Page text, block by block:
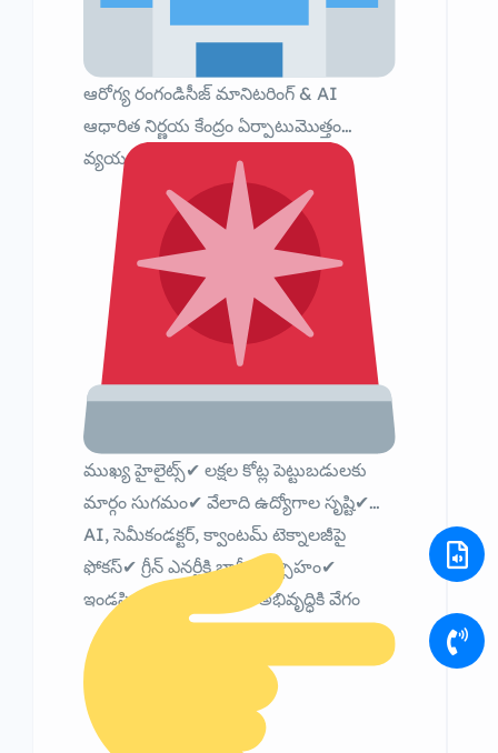
ఆరోగ్య రంగండిసీజ్ మానిటరింగ్ & AI
ఆధారిత నిర్ణయ కేంద్రం ఏర్పాటుమొత్తం
వ్యయం: ₹5.73 కోట్లు
ముఖ్య హైలైట్స్✔ లక్షల కోట్ల పెట్టుబడులకు
మార్గం సుగమం✔ వేలాది ఉద్యోగాల సృష్టి✔
AI, సెమీకండక్టర్, క్వాంటమ్ టెక్నాలజీపై
ఫోకస్✔ గ్రీన్ ఎనర్జీకి భారీ ప్రోత్సాహం✔
ఇండస్ట్రియల్ & టూరిజం అభివృద్ధికి వేగం